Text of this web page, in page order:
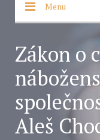
Menu
Zákon o
Aleš